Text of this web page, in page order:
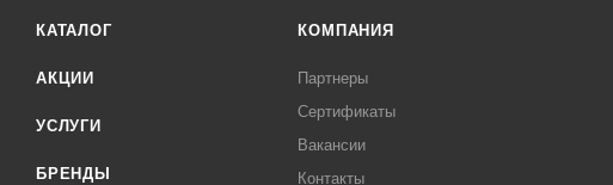
КАТАЛОГ
АКЦИИ
УСЛУГИ
БРЕНДЫ
КОМПАНИЯ
Партнеры
Сертификаты
Вакансии
Контакты